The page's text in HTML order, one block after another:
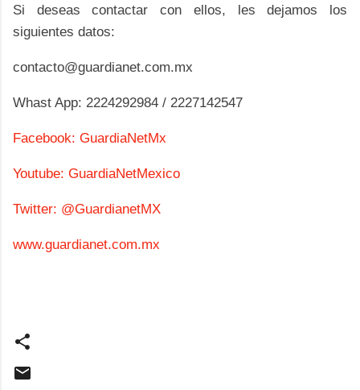
Si deseas contactar con ellos, les dejamos los
siguientes datos:
contacto@guardianet.com.mx
Whast App: 2224292984 / 2227142547
Facebook: GuardiaNetMx
Youtube: GuardiaNetMexico
Twitter: @GuardianetMX
www.guardianet.com.mx